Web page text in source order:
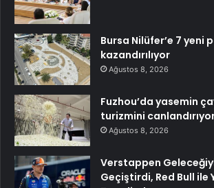
Bursa Nilüfer’e 7 yeni
kazandırılıyor
Ağustos 8, 2026
Fuzhou’da yasemin
turizmini
Ağustos 8, 2026
Verstappen
Geçiştirdi, Red Bull ile